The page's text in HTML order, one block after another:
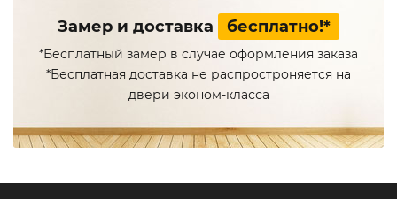
Замер и доставка бесплатно!*
*Бесплатный замер в случае оформления заказа
*Бесплатная доставка не распростроняется на
двери эконом-класса